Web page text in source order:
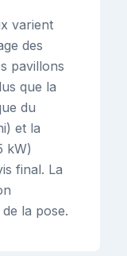
varient
des
pavillons
que la
du
et la
kW)
final. La
la pose.